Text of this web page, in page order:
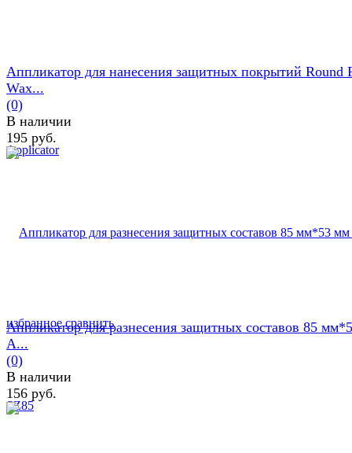
избранное сравнить
Аппликатор для нанесения защитных покрытий Round
Wax...
(0)
В наличии
195 руб.
Аппликатор для разнесения защитных составов 85
A...
(0)
В наличии
156 руб.